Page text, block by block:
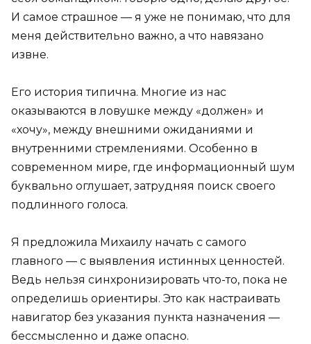
И самое страшное — я уже не понимаю, что для
меня действительно важно, а что навязано
извне.
Его история типична. Многие из нас
оказываются в ловушке между «должен» и
«хочу», между внешними ожиданиями и
внутренними стремлениями. Особенно в
современном мире, где информационный шум
буквально оглушает, затрудняя поиск своего
подлинного голоса.
Я предложила Михаилу начать с самого
главного — с выявления истинных ценностей.
Ведь нельзя синхронизировать что-то, пока не
определишь ориентиры. Это как настраивать
навигатор без указания пункта назначения —
бессмысленно и даже опасно.